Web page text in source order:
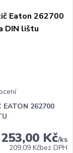
EATON 262700
253,00 Kč/ks
209,09 Kčbez DPH